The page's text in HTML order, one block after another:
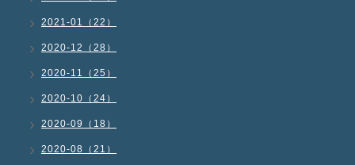
2021-01（22）
2020-12（28）
2020-11（25）
2020-10（24）
2020-09（18）
2020-08（21）